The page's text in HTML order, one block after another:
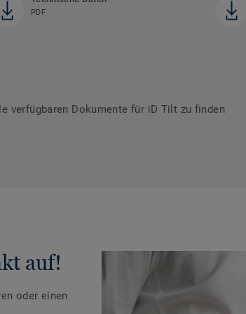
PDF
verfügbaren Dokumente für iD Tilt zu finden
auf!
oder einen